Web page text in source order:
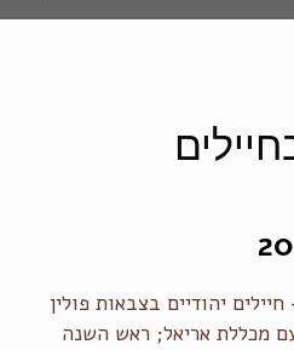
חיילים
יהודיים בצבאות פולין